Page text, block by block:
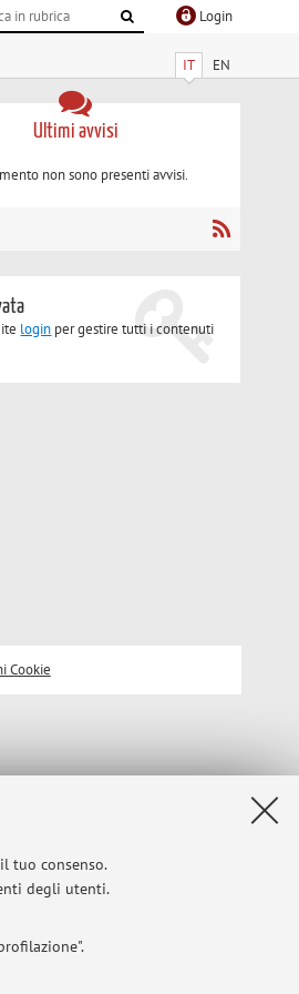
tuo consenso.
degli utenti.
Login
IT EN
Ultimi avvisi
non sono presenti avvisi.
login per gestire tutti i contenuti
Cookie